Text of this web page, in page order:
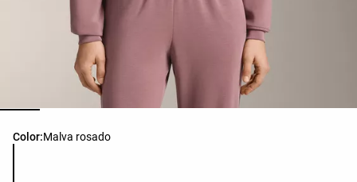
Color:Malva rosado
Lista de colores del producto